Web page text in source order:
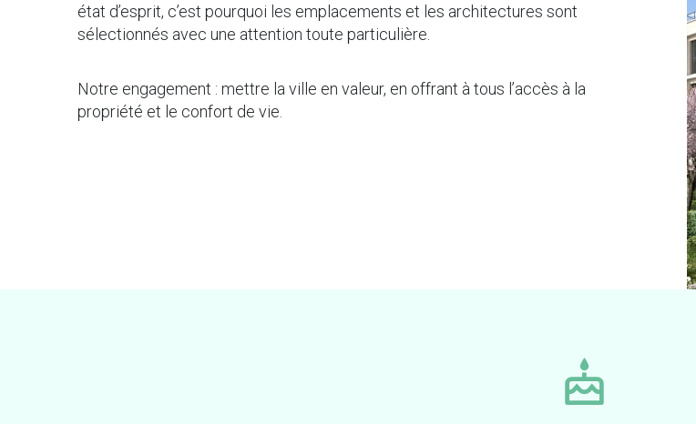
état d’esprit, c’est pourquoi les emplacements et les architectures sont
sélectionnés avec une attention toute particulière.
Notre engagement : mettre la ville en valeur, en offrant à tous l’accès à la
propriété et le confort de vie.